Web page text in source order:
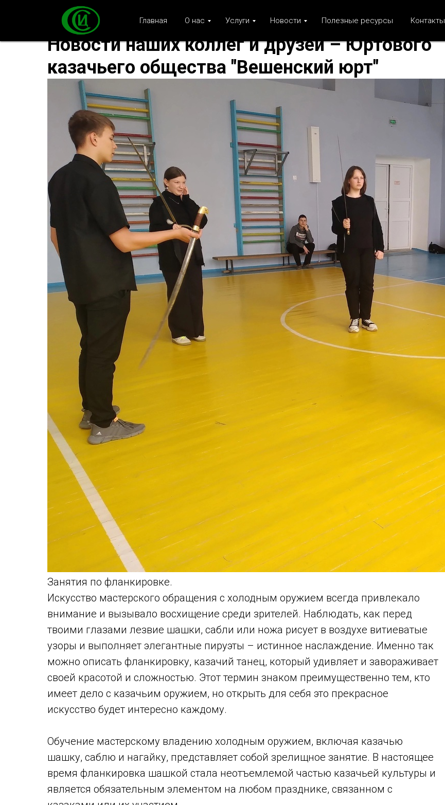
Главная О нас Услуги Новости Полезные ресурсы Контакты
Новости наших коллег и друзей – Юртового
казачьего общества "Вешенский юрт"
Занятия по фланкировке.
Искусство мастерского обращения с холодным оружием всегда привлекало
внимание и вызывало восхищение среди зрителей. Наблюдать, как перед
твоими глазами лезвие шашки, сабли или ножа рисует в воздухе витиеватые
узоры и выполняет элегантные пируэты – истинное наслаждение. Именно так
можно описать фланкировку, казачий танец, который удивляет и завораживает
своей красотой и сложностью. Этот термин знаком преимущественно тем, кто
имеет дело с казачьим оружием, но открыть для себя это прекрасное
искусство будет интересно каждому.
Обучение мастерскому владению холодным оружием, включая казачью
шашку, саблю и нагайку, представляет собой зрелищное занятие. В настоящее
время фланкировка шашкой стала неотъемлемой частью казачьей культуры и
является обязательным элементом на любом празднике, связанном с